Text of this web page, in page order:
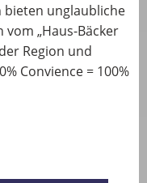
bieten unglaubliche
„Haus-Bäcker
Region und
Convience = 100%